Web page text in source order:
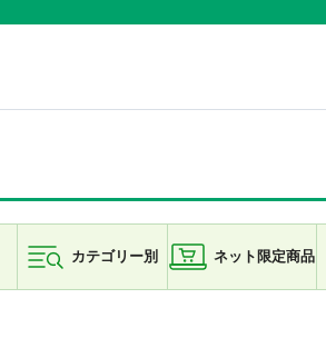
カテゴリー別 ネット限定商品